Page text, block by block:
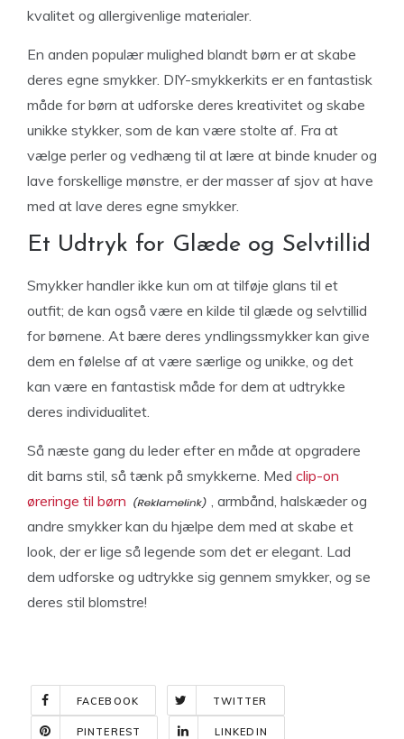
kvalitet og allergivenlige materialer.
En anden populær mulighed blandt børn er at skabe
deres egne smykker. DIY-smykkerkits er en fantastisk
måde for børn at udforske deres kreativitet og skabe
unikke stykker, som de kan være stolte af. Fra at
vælge perler og vedhæng til at lære at binde knuder og
lave forskellige mønstre, er der masser af sjov at have
med at lave deres egne smykker.
Et Udtryk for Glæde og Selvtillid
Smykker handler ikke kun om at tilføje glans til et
outfit; de kan også være en kilde til glæde og selvtillid
for børnene. At bære deres yndlingssmykker kan give
dem en følelse af at være særlige og unikke, og det
kan være en fantastisk måde for dem at udtrykke
deres individualitet.
Så næste gang du leder efter en måde at opgradere
dit barns stil, så tænk på smykkerne. Med clip-on
øreringe til børn
, armbånd, halskæder og
andre smykker kan du hjælpe dem med at skabe et
look, der er lige så legende som det er elegant. Lad
dem udforske og udtrykke sig gennem smykker, og se
deres stil blomstre!
FACEBOOK TWITTER
PINTEREST LINKEDIN